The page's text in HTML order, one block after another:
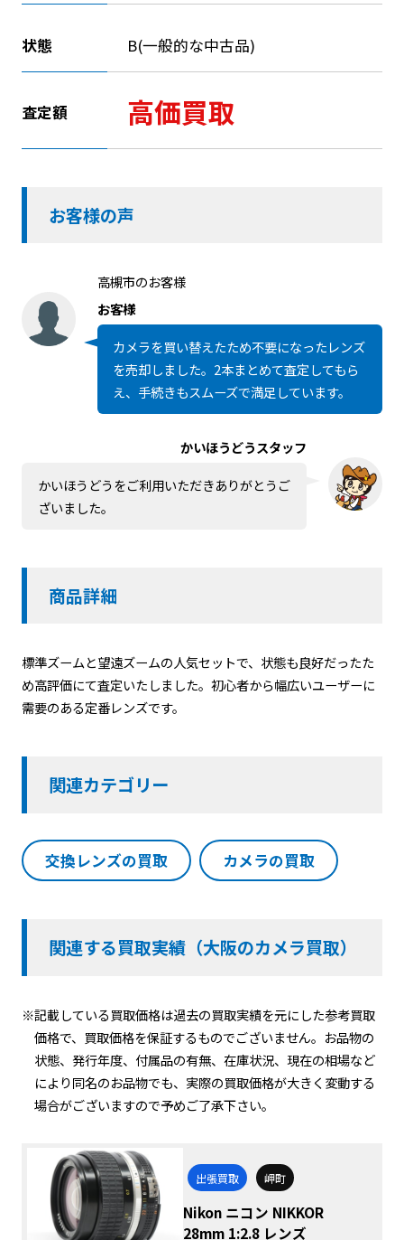
状態 B(一般的な中古品)
査定額 高価買取
お客様の声
高槻市のお客様
お客様
カメラを買い替えたため不要になったレンズ
を売却しました。2本まとめて査定してもら
え、手続きもスムーズで満足しています。
かいほうどうスタッフ
かいほうどうをご利用いただきありがとうご
ざいました。
商品詳細
標準ズームと望遠ズームの人気セットで、状態も良好だったた
め高評価にて査定いたしました。初心者から幅広いユーザーに
需要のある定番レンズです。
関連カテゴリー
交換レンズの買取 カメラの買取
関連する買取実績（大阪のカメラ買取）
※記載している買取価格は過去の買取実績を元にした参考買取
価格で、買取価格を保証するものでございません。お品物の
状態、発行年度、付属品の有無、在庫状況、現在の相場など
により同名のお品物でも、実際の買取価格が大きく変動する
場合がございますので予めご了承下さい。
出張買取 岬町
Nikon ニコン NIKKOR
28mm 1:2.8 レンズ